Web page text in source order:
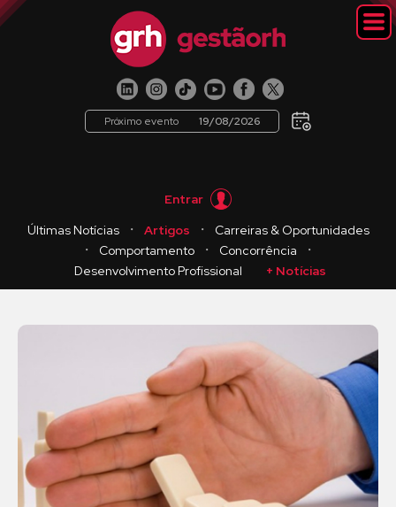
Próximo evento 19/08/2026
Entrar
Últimas Notícias
・ Artigos ・
Carreiras & Oportunidades
・
Comportamento ・ Concorrência
・
Desenvolvimento Profissional
+ Notícias